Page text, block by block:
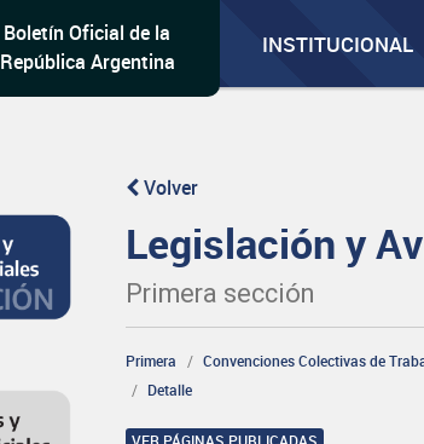
Boletín Oficial de la
República Argentina
INSTITUCIONAL
Volver
Legislación y
Primera sección
Primera
Convenciones Colectivas de
Detalle